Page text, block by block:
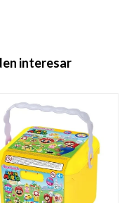
interesar